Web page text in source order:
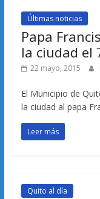
Últimas noticias
Papa
la ciudad el
22 mayo, 2015
El Municipio de
la ciudad al papa
Leer más
Quito al día